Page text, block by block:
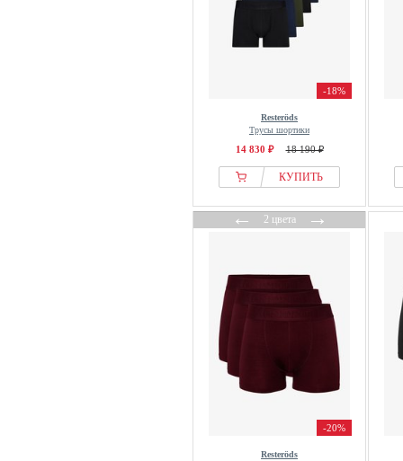
-18%
Resteröds
Трусы шортики
14 830 ₽ 18 190 ₽
КУПИТЬ
←2 цвета→
-20%
Resteröds